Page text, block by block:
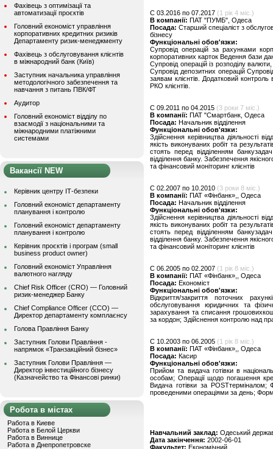
Фахівець з оптимізації та
автоматизації проєктів
Головний економіст управління
корпоративних кредитних ризиків
Департаменту ризик-менеджменту
Фахівець з обслуговування клієнтів
в міжнародний банк (Київ)
Заступник начальника управління
методологічного забезпечення та
навчання з питань ПВК/ФТ
Аудитор
Головний економіст відділу по
взаємодії з національними та
міжнародними платіжними
системами
Вакансії NEW
Керівник центру ІТ-безпеки
Головний економіст департаменту
планування і контролю
Головний економіст департаменту
планування і контролю
Керівник проєктів і програм (small
business product owner)
Головний економіст Управління
валютного нагляду
Chief Risk Officer (CRO) — Головний
ризик-менеджер Банку
Chief Compliance Officer (CCO) —
Директор департаменту комплаєнсу
Голова Правління Банку
Заступник Голови Правління -
напрямок «Транзакційний бізнес»
Заступник Голови Правління —
Директор інвестиційного бізнесу
(Казначейство та Фінансові ринки)
Робота в містах
Работа в Киеве
Работа в Белой Церкви
Работа в Виннице
Работа в Днепропетровске
C 03.2016 по 07.2017 (1 рік 4 міс.)
В компанії: ПАТ "ПУМБ", Одеса
Посада: Старший спеціаліст з
бізнесу
Функціональні обов'язки:
Супровід операцій за рахунками
корпоративних карток Ведення бази
Супровід операцій із розподілу
Супровід депозитних операцій
заявам клієнтів. Додатковий контроль
РКО клієнтів.
C 09.2011 по 04.2015 (3 роки 7 міс.)
В компанії: ПАТ "Смартбанк, Одеса
Посада: Начальник відділення
Функціональні обов'язки:
Здійснення керівництва діяльності
якість виконуваних робіт та
стоять перед відділенням
відділення банку. Забезпечення
та фінансовий моніторинг клієнтів
C 02.2007 по 10.2010 (3 роки 8 міс.)
В компанії: ПАТ «Фінбанк»,, Одеса
Посада: Начальник відділення
Функціональні обов'язки:
Здійснення керівництва діяльності
якість виконуваних робіт та
стоять перед відділенням
відділення банку. Забезпечення
та фінансовий моніторинг клієнтів
C 06.2005 по 02.2007 (1 рік 8 міс.)
В компанії: ПАТ «Фінбанк»,, Одеса
Посада: Економіст
Функціональні обов'язки:
Відкриття/закриття поточних
обслуговування юридичних та
зарахування та списання
за кордон; Здійснення контролю над
C 10.2003 по 06.2005 (1 рік 8 міс.)
В компанії: ПАТ «Фінбанк»,, Одеса
Посада: Касир
Функціональні обов'язки:
Прийом та видача готівки в
особам; Операції щодо погашення
Видача готівки за РОSTтерміналом;
проведеними операціями за день;
Навчальний заклад: Одеський
Дата закінчення: 2002-06-01
Факультет: Економічний